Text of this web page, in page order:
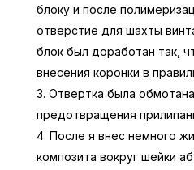
блоку и после
отверстие для шахты
блок был доработан так,
внесения коронки в
Отвертка была
предотвращения
После я внес немного
композита вокруг шейки